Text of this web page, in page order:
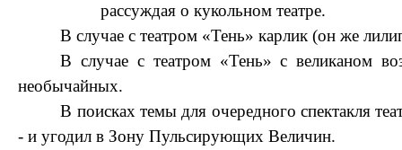
рассуждая о кукольном театре.
В случае с театром «Тень» карлик (он же
В случае с театром «Тень» с великаном
необычайных.
В поисках темы для очередного спектакля
- и угодил в Зону Пульсирующих Величин.